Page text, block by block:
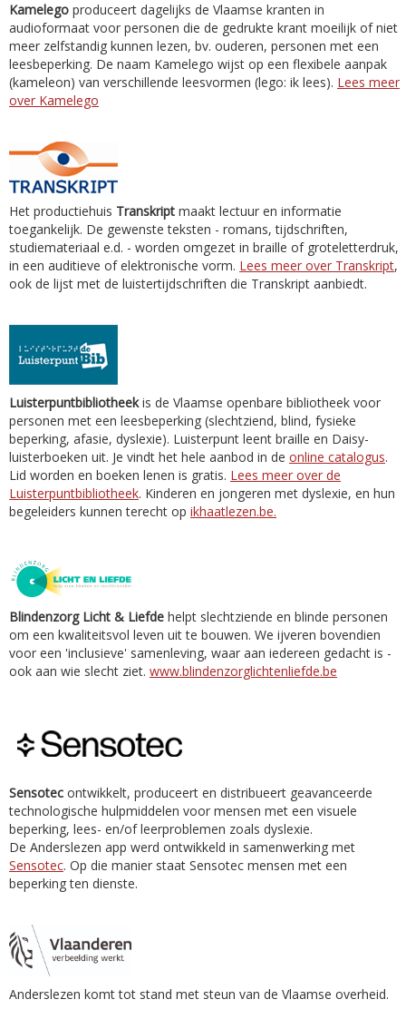
Kamelego produceert dagelijks de Vlaamse kranten in
audioformaat voor personen die de gedrukte krant moeilijk of niet
meer zelfstandig kunnen lezen, bv. ouderen, personen met een
leesbeperking. De naam Kamelego wijst op een flexibele aanpak
(kameleon) van verschillende leesvormen (lego: ik lees). Lees meer
over Kamelego
Het productiehuis Transkript maakt lectuur en informatie
toegankelijk. De gewenste teksten - romans, tijdschriften,
studiemateriaal e.d. - worden omgezet in braille of groteletterdruk,
in een auditieve of elektronische vorm. Lees meer over Transkript,
ook de lijst met de luistertijdschriften die Transkript aanbiedt.
Luisterpuntbibliotheekis de Vlaamse openbare bibliotheek voor
personen met een leesbeperking (slechtziend, blind, fysieke
beperking, afasie, dyslexie). Luisterpunt leent braille en Daisy-
luisterboeken uit. Je vindt het hele aanbod in de online catalogus.
Lid worden en boeken lenen is gratis. Lees meer over de
Luisterpuntbibliotheek. Kinderen en jongeren met dyslexie, en hun
begeleiders kunnen terecht op ikhaatlezen.be.
Blindenzorg Licht & Liefde helpt slechtziende en blinde personen
om een kwaliteitsvol leven uit te bouwen. We ijveren bovendien
voor een 'inclusieve' samenleving, waar aan iedereen gedacht is -
ook aan wie slecht ziet. www.blindenzorglichtenliefde.be
Sensotec ontwikkelt, produceert en distribueert geavanceerde
technologische hulpmiddelen voor mensen met een visuele
beperking, lees- en/of leerproblemen zoals dyslexie.
De Anderslezen app werd ontwikkeld in samenwerking met
Sensotec. Op die manier staat Sensotec mensen met een
beperking ten dienste.
Anderslezen komt tot stand met steun van de Vlaamse overheid.